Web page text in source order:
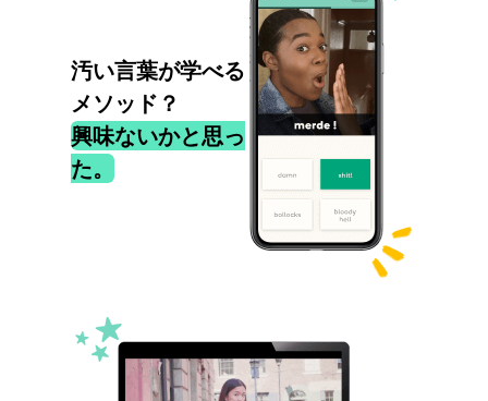
汚い言葉が学べる
メソッド？
興味ないかと思っ
た。